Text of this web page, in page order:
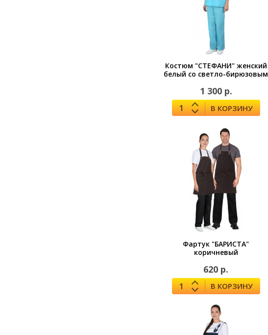
Костюм "СТЕФАНИ" женский
белый со светло-бирюзовым
1 300 р.
В КОРЗИНУ
Фартук "БАРИСТА"
коричневый
620 р.
В КОРЗИНУ